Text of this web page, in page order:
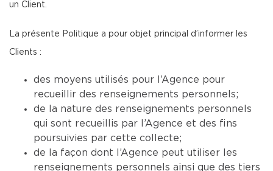
un Client.
La présente Politique a pour objet principal d’informer les
Clients :
des moyens utilisés pour l’Agence pour
recueillir des renseignements personnels;
de la nature des renseignements personnels
qui sont recueillis par l’Agence et des fins
poursuivies par cette collecte;
de la façon dont l’Agence peut utiliser les
renseignements personnels ainsi que des tiers